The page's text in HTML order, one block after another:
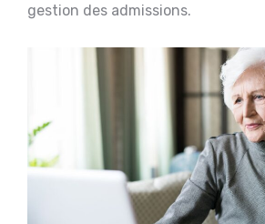
gestion des admissions.